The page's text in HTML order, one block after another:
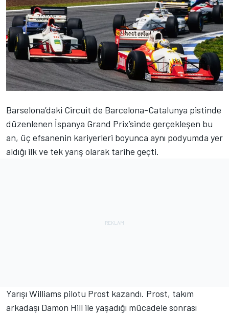
Barselona’daki Circuit de Barcelona-Catalunya pistinde
düzenlenen İspanya Grand Prix’sinde gerçekleşen bu
an, üç efsanenin kariyerleri boyunca aynı podyumda yer
aldığı ilk ve tek yarış olarak tarihe geçti.
Yarışı Williams pilotu Prost kazandı. Prost, takım
arkadaşı Damon Hill ile yaşadığı mücadele sonrası